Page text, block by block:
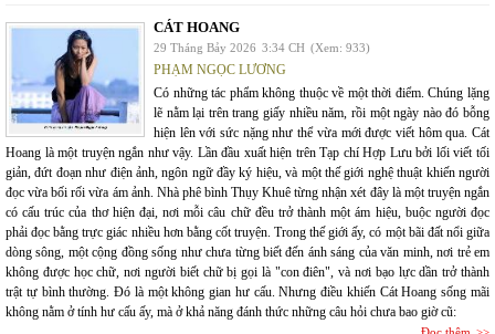
CÁT HOANG
29 Tháng Bảy 2026 3:34 CH (Xem: 933)
PHẠM NGỌC LƯƠNG
Có những tác phẩm không thuộc về một thời điểm. Chúng lặng
lẽ nằm lại trên trang giấy nhiều năm, rồi một ngày nào đó bỗng
hiện lên với sức nặng như thể vừa mới được viết hôm qua. Cát
Hoang là một truyện ngắn như vậy. Lần đầu xuất hiện trên Tạp chí Hợp Lưu bởi lối viết tối
giản, đứt đoạn như điện ảnh, ngôn ngữ đầy ký hiệu, và một thế giới nghệ thuật khiến người
đọc vừa bối rối vừa ám ảnh. Nhà phê bình Thụy Khuê từng nhận xét đây là một truyện ngắn
có cấu trúc của thơ hiện đại, nơi mỗi câu chữ đều trở thành một ám hiệu, buộc người đọc
phải đọc bằng trực giác nhiều hơn bằng cốt truyện. Trong thế giới ấy, có một bãi đất nổi giữa
dòng sông, một cộng đồng sống như chưa từng biết đến ánh sáng của văn minh, nơi trẻ em
không được học chữ, nơi người biết chữ bị gọi là "con điên", và nơi bạo lực dần trở thành
trật tự bình thường. Đó là một không gian hư cấu. Nhưng điều khiến Cát Hoang sống mãi
không nằm ở tính hư cấu ấy, mà ở khả năng đánh thức những câu hỏi chưa bao giờ cũ: